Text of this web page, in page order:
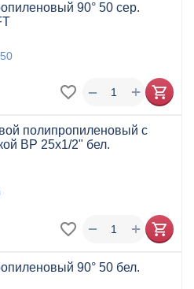
90° 50 сер.
+
−
полипропиленовый с
ВР 25x1/2" бел.
+
−
90° 50 бел.